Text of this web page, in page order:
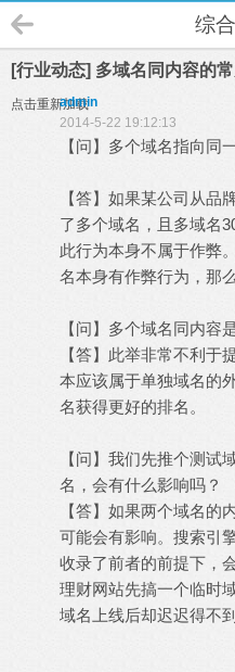
综
[行业动态] 多域名同内容的
点击重新加载
admin
2014-5-22 19:12:13
【问】多个域名指向同
【答】如果某公司从品
了多个域名，且多域名
此行为本身不属于作弊
名本身有作弊行为，那
【问】多个域名同内容
【答】此举非常不利于
本应该属于单独域名的
名获得更好的排名。
【问】我们先推个测试
名，会有什么影响吗？
【答】如果两个域名的
可能会有影响。搜索引
收录了前者的前提下，
理财网站先搞一个临时
域名上线后却迟迟得不